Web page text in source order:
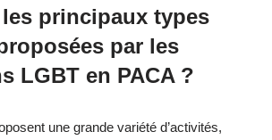
principaux types
par les
LGBT en PACA ?
une grande variété d’activités,